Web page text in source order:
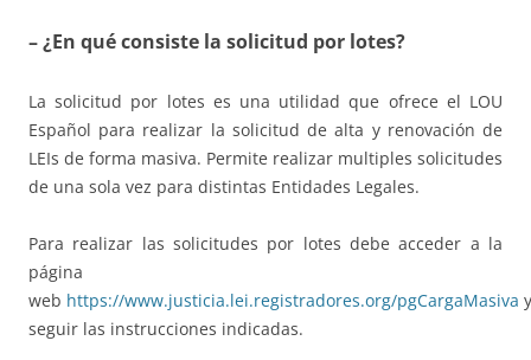
– ¿En qué consiste la solicitud por lotes?
La solicitud por lotes es una utilidad que ofrece el LOU
Español para realizar la solicitud de alta y renovación de
LEIs de forma masiva. Permite realizar multiples solicitudes
de una sola vez para distintas Entidades Legales.
Para realizar las solicitudes por lotes debe acceder a la
página
web https://www.justicia.lei.registradores.org/pgCargaMasiva y
seguir las instrucciones indicadas.